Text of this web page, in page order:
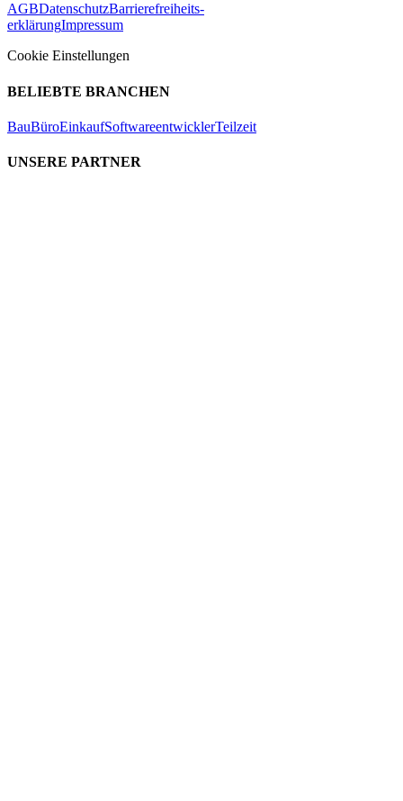
AGBDatenschutzBarrierefreiheits-
erklärungImpressum
Cookie Einstellungen
BELIEBTE BRANCHEN
BauBüroEinkaufSoftwareentwicklerTeilzeit
UNSERE PARTNER